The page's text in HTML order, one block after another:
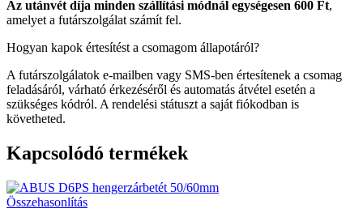
Az utánvét díja minden szállítási módnál egységesen 600 Ft,
amelyet a futárszolgálat számít fel.
Hogyan kapok értesítést a csomagom állapotáról?
A futárszolgálatok e-mailben vagy SMS-ben értesítenek a csomag
feladásáról, várható érkezéséről és automatás átvétel esetén a
szükséges kódról. A rendelési státuszt a saját fiókodban is
követheted.
Kapcsolódó termékek
Összehasonlítás